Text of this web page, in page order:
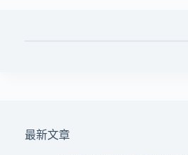
最新文章